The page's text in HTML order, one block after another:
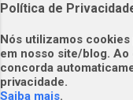
Política de
​​Nós utilizamos
em nosso site/blog. Ao
concorda
privacidade.​
Saiba mais.